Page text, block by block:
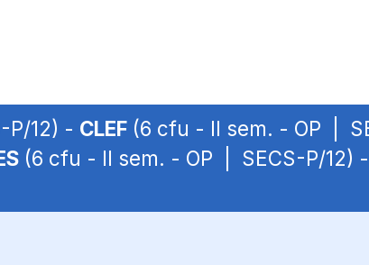
P/12) - CLEF (6 cfu - II sem. - OP |
(6 cfu - II sem. - OP | SECS-P/12) -